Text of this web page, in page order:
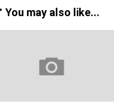
You may also like...